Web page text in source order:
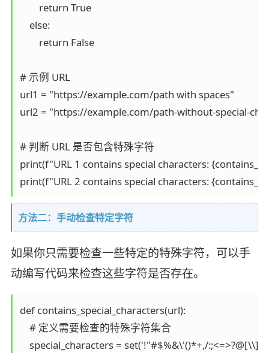
        return True
    else:
        return False
# 示例 URL
url1 = "https://example.com/path with spaces"
url2 = "https://example.com/path-without-special-
# 判断 URL 是否包含特殊字符
print(f"URL 1 contains special characters:
print(f"URL 2 contains special characters:
方法二：手动检查特定字符
如果你只需要检查一些特定的特殊字符，可以手
动编写代码来检查这些字符是否存在。
def contains_special_characters(url):
    # 定义需要检查的特殊字符集合
special_characters = set('!"#$%&\'()*+,/